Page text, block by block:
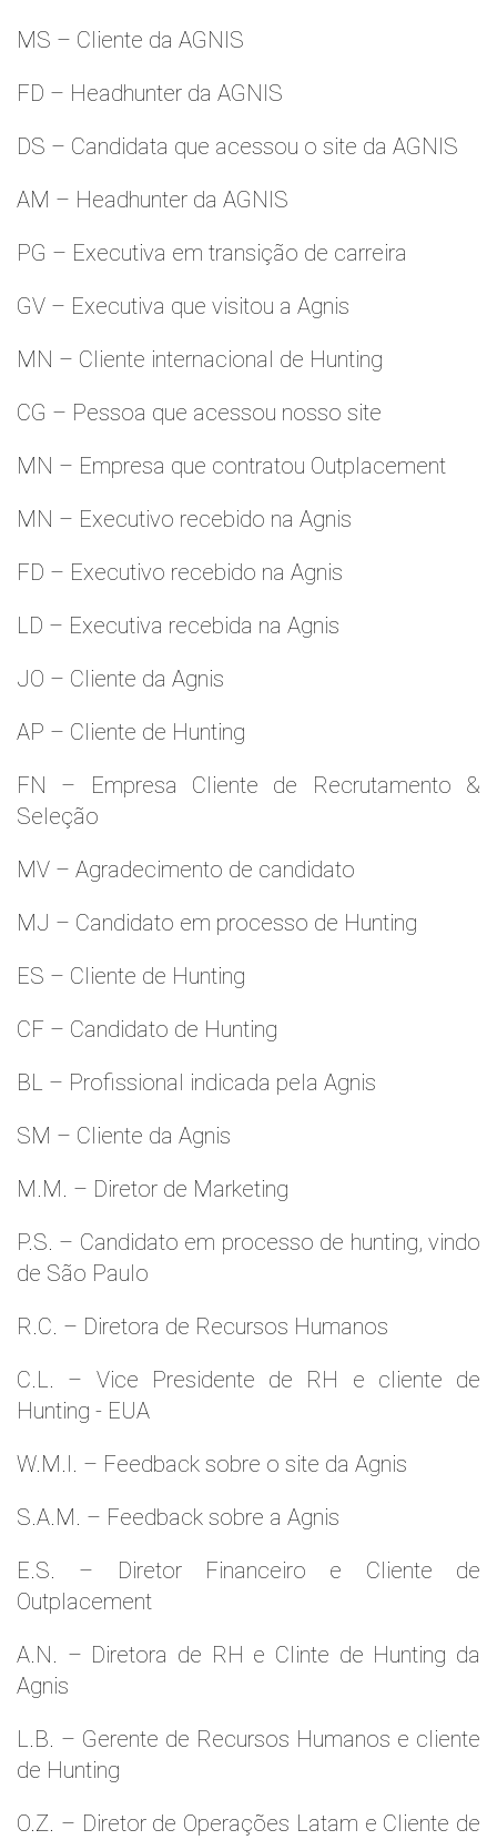
MS – Cliente da AGNIS
FD – Headhunter da AGNIS
DS – Candidata que acessou o site da AGNIS
AM – Headhunter da AGNIS
PG – Executiva em transição de carreira
GV – Executiva que visitou a Agnis
MN – Cliente internacional de Hunting
CG – Pessoa que acessou nosso site
MN – Empresa que contratou Outplacement
MN – Executivo recebido na Agnis
FD – Executivo recebido na Agnis
LD – Executiva recebida na Agnis
JO – Cliente da Agnis
AP – Cliente de Hunting
FN – Empresa Cliente de Recrutamento &
Seleção
MV – Agradecimento de candidato
MJ – Candidato em processo de Hunting
ES – Cliente de Hunting
CF – Candidato de Hunting
BL – Profissional indicada pela Agnis
SM – Cliente da Agnis
M.M. – Diretor de Marketing
P.S. – Candidato em processo de hunting, vindo
de São Paulo
R.C. – Diretora de Recursos Humanos
C.L. – Vice Presidente de RH e cliente de
Hunting - EUA
W.M.l. – Feedback sobre o site da Agnis
S.A.M. – Feedback sobre a Agnis
E.S. – Diretor Financeiro e Cliente de
Outplacement
A.N. – Diretora de RH e Clinte de Hunting da
Agnis
L.B. – Gerente de Recursos Humanos e cliente
de Hunting
O.Z. – Diretor de Operações Latam e Cliente de